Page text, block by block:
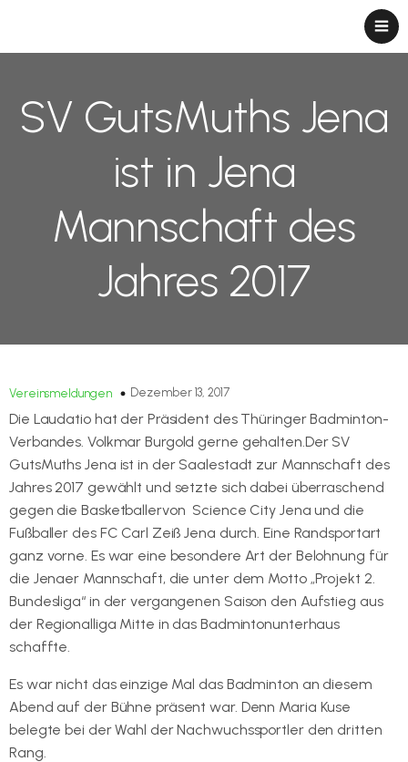
SV GutsMuths Jena
ist in Jena
Mannschaft des
Jahres 2017
Vereinsmeldungen Dezember 13, 2017
Die Laudatio hat der Präsident des Thüringer Badminton-
Verbandes. Volkmar Burgold gerne gehalten.Der SV
GutsMuths Jena ist in der Saalestadt zur Mannschaft des
Jahres 2017 gewählt und setzte sich dabei überraschend
gegen die Basketballervon Science City Jena und die
Fußballer des FC Carl Zeiß Jena durch. Eine Randsportart
ganz vorne. Es war eine besondere Art der Belohnung für
die Jenaer Mannschaft, die unter dem Motto „Projekt 2.
Bundesliga“ in der vergangenen Saison den Aufstieg aus
der Regionalliga Mitte in das Badmintonunterhaus
schaffte.
Es war nicht das einzige Mal das Badminton an diesem
Abend auf der Bühne präsent war. Denn Maria Kuse
belegte bei der Wahl der Nachwuchssportler den dritten
Rang.